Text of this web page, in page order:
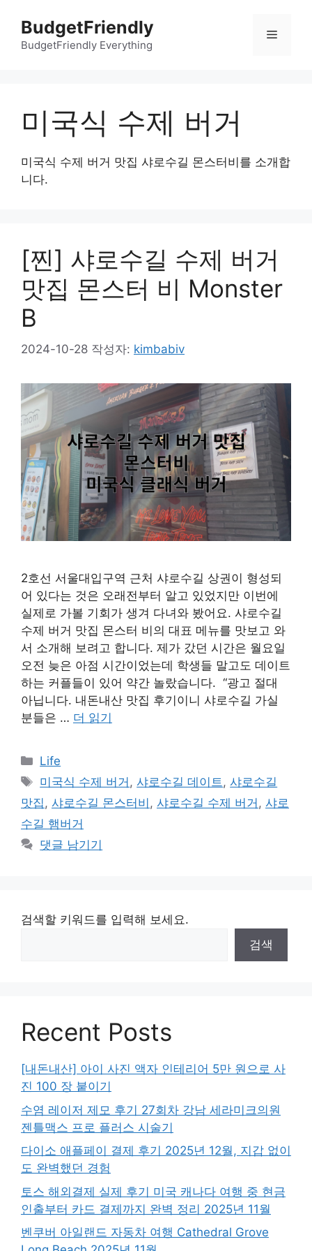
BudgetFriendly
BudgetFriendly Everything
메
미국식 수제 버거
미국식 수제 버거 맛집 샤로수길 몬스터비를 소개합
니다.
[찐] 샤로수길 수제 버거
맛집 몬스터 비 Monster
B
2024-10-28 작성자: kimbabiv
2호선 서울대입구역 근처 샤로수길 상권이 형성되
어 있다는 것은 오래전부터 알고 있었지만 이번에
실제로 가볼 기회가 생겨 다녀와 봤어요. 샤로수길
수제 버거 맛집 몬스터 비의 대표 메뉴를 맛보고 와
서 소개해 보려고 합니다. 제가 갔던 시간은 월요일
오전 늦은 아점 시간이었는데 학생들 말고도 데이트
하는 커플들이 있어 약간 놀랐습니다. “광고 절대
아닙니다. 내돈내산 맛집 후기이니 샤로수길 가실
분들은 … 더 읽기
카
테
리
Life
태
그
미국식 수제 버거 ,샤로수길 데이트,샤로수길
맛집, 샤로수길 몬스터비 , 샤로수길 수제 버거 , 샤로
수길 햄버거
댓글 남기기
검색할 키워드를 입력해 보세요.
검색
Recent Posts
[내돈내산] 아이 사진 액자 인테리어 5만 원으로 사
진 100 장 붙이기
수염 레이저 제모 후기 27회차 강남 세라미크의원
젠틀맥스 프로 플러스 시술기
다이소 애플페이 결제 후기 2025년 12월, 지갑 없이
도 완벽했던 경험
토스 해외결제 실제 후기 미국 캐나다 여행 중 현금
인출부터 카드 결제까지 완벽 정리 2025년 11월
벤쿠버 아일랜드 자동차 여행 Cathedral Grove